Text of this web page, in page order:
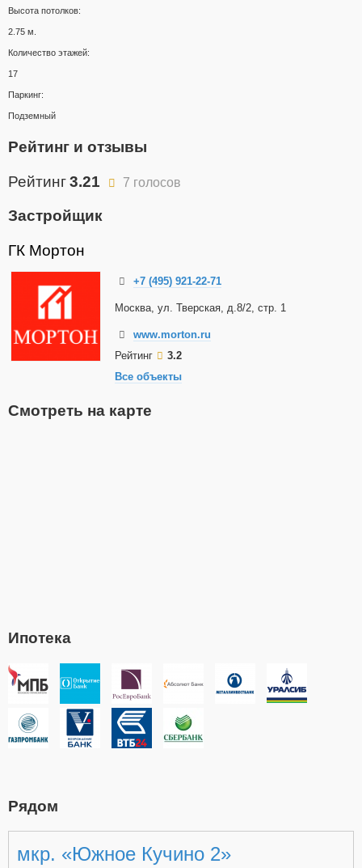
Высота потолков:
2.75 м.
Количество этажей:
17
Паркинг:
Подземный
Рейтинг и отзывы
Рейтинг3.21 7 голосов
Застройщик
ГК Мортон
+7 (495) 921-22-71
Москва, ул. Тверская, д.8/2, стр. 1
www.morton.ru
Рейтинг
3.2
Все объекты
Смотреть на карте
Ипотека
Рядом
мкр. «Южное Кучино 2»